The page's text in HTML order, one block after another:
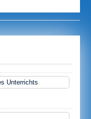
Unterrichts